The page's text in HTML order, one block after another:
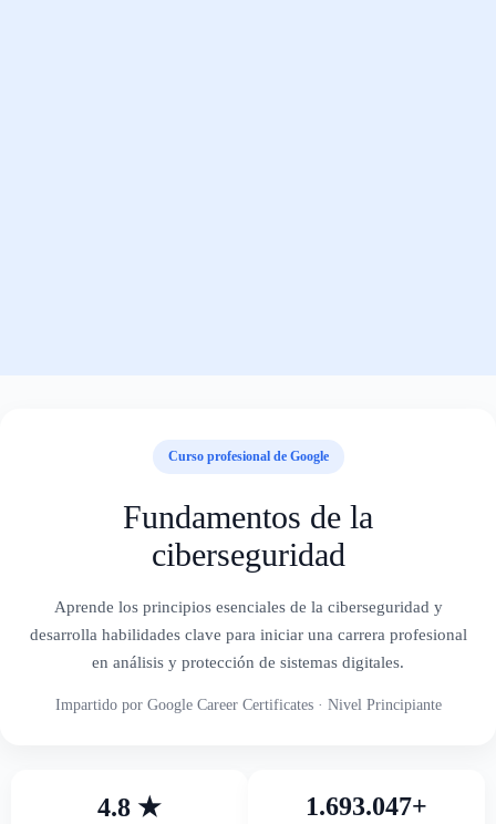
Curso profesional de Google
Fundamentos de la
ciberseguridad
Aprende los principios esenciales de la ciberseguridad y
desarrolla habilidades clave para iniciar una carrera profesional
en análisis y protección de sistemas digitales.
Impartido por Google Career Certificates · Nivel Principiante
4.8 ★ 1.693.047+